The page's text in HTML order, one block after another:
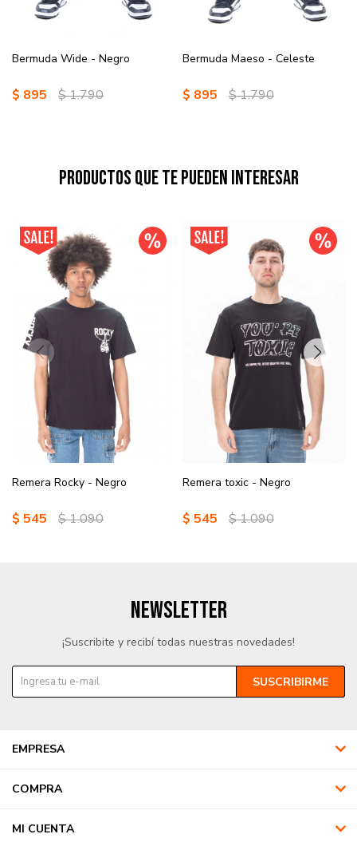
Bermuda Wide - Negro
$ 895 $1.790
Bermuda Maeso - Celeste
$ 895 $1.790
Productos que te pueden interesar
Remera Rocky - Negro
$ 545 $1.090
Remera toxic - Negro
$ 545 $1.090
EMPRESA
COMPRA
MI CUENTA
NEWSLETTER
¡Suscribite y recibí todas nuestras novedades!
SUSCRIBIRME